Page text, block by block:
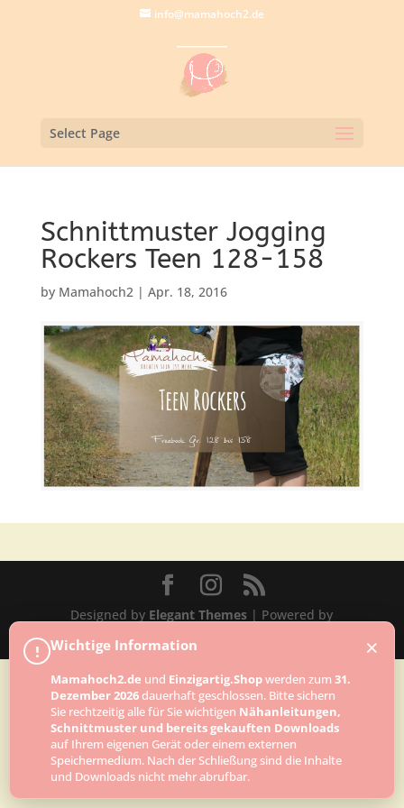
info@mamahoch2.de
Select Page
Schnittmuster Jogging
Rockers Teen 128-158
by Mamahoch2| Apr. 18, 2016
Designed by Elegant Themes | Powered by
! Wichtige Information
Mamahoch2.de und Einzigartig.Shopwerden zum 31.
Dezember 2026dauerhaft geschlossen. Bitte sichern
Sie rechtzeitig alle für Sie wichtigen Nähanleitungen,
Schnittmuster und bereits gekauften Downloads
auf Ihrem eigenen Gerät oder einem externen
Speichermedium. Nach der Schließung sind die Inhalte
und Downloads nicht mehr abrufbar.
×